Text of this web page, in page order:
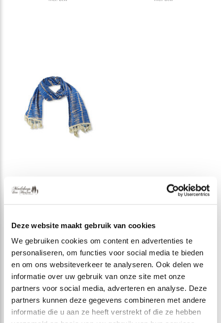
Deze website maakt gebruik van cookies
We gebruiken cookies om content en advertenties te
personaliseren, om functies voor social media te bieden
en om ons websiteverkeer te analyseren. Ook delen we
informatie over uw gebruik van onze site met onze
partners voor social media, adverteren en analyse. Deze
partners kunnen deze gegevens combineren met andere
informatie die u aan ze heeft verstrekt of die ze hebben
Lizzy & Coco Sjaal
€ 44,95
Seen 3 of the 3 products